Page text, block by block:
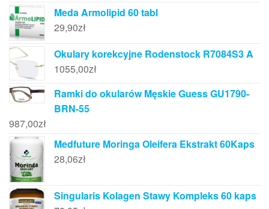
Meda Armolipid 60 tabl
29,90zł
Okulary korekcyjne Rodenstock R7084S3 A
1055,00zł
Ramki do okularów Męskie Guess GU1790-
BRN-55
987,00zł
Medfuture Moringa Oleifera Ekstrakt 60Kaps
28,06zł
Singularis Kolagen Stawy Kompleks 60 kaps